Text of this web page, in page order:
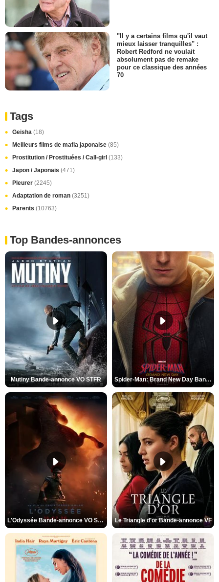
"Il y a certains films qu'il vaut
mieux laisser tranquilles" :
Robert Redford ne voulait
absolument pas de remake
pour ce classique des années
70
Tags
Geisha (18)
Meilleurs films de mafia japonaise (85)
Prostitution / Prostituées / Call-girl (133)
Japon / Japonais (471)
Pleurer (2245)
Adaptation de roman (3251)
Parents (10763)
Top Bandes-annonces
Mutiny Bande-annonce VO STFR Spider-Man: Brand New Day Bande-annonce VO STFR
L'Odyssée Bande-annonce VO STFR Le Triangle d'or Bande-annonce VF